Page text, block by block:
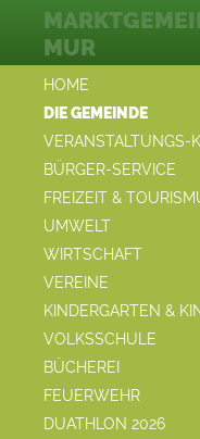
HOME
DIE GEMEINDE
VERANSTALTUNGS-
BÜRGER-SERVICE
FREIZEIT &
UMWELT
WIRTSCHAFT
VEREINE
KINDERGARTEN &
VOLKSSCHULE
BÜCHEREI
FEUERWEHR
DUATHLON 2026
MUR